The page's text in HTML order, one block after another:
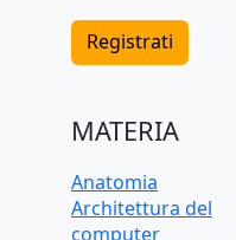
Registrati
MATERIA
Anatomia
Architettura del
computer